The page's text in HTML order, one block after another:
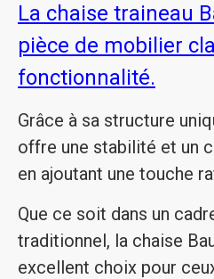
La chaise traineau
pièce de mobilier
fonctionnalité.
Grâce à sa structure
offre une stabilité et un
en ajoutant une touche
Que ce soit dans un
traditionnel, la chaise
excellent choix pour